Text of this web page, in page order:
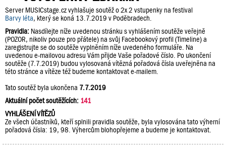
Server MUSICstage.cz vyhlašuje soutěž o 2x 2 vstupenky na festival
Barvy léta, který se koná 13.7.2019 v Poděbradech.
Pravidla: Nasdílejte níže uvedenou stránku s vyhlášením soutěže veřejně
(POZOR, nikoliv pouze pro přátele) na svůj Facebookový profil (Timeline) a
zaregistrujte se do soutěže vyplněním níže uvedeného formuláře. Na
uvedenou e-mailovou adresu Vám přijde Vaše pořadové číslo. Po ukončení
soutěže (7.7.2019) budou vylosovaná vítězná pořadová čísla uveřejněna na
této stránce a vítěze též budeme kontaktovat e-mailem.
Tato soutěž byla ukončena 7.7.2019
Aktuální počet soutěžících: 141
VYHLÁŠENÍ VÍTĚZŮ
Ze všech účastníků, kteří splnili pravidla soutěže, byla vylosována tato výherní
pořadová čísla: 19, 98. Výhercům blohopřejeme a budeme je kontaktovat.